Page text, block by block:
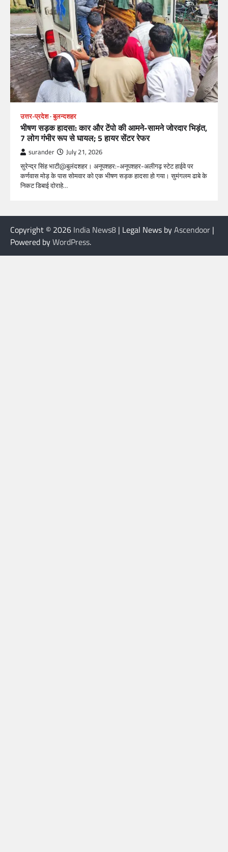
उत्तर-प्रदेश बुलन्दशहर
भीषण सड़क हादसा: कार और टेंपो की आमने-सामने जोरदार भिड़ंत,
7 लोग गंभीर रूप से घायल; 5 हायर सेंटर रेफर​
surander July 21, 2026
सुरेन्द्र सिंह भाटी@बुलंदशहर। अनूपशहर:-अनूपशहर-अलीगढ़ स्टेट हाईवे पर
कर्णवास मोड़ के पास सोमवार को एक भीषण सड़क हादसा हो गया। सुमंगलम ढाबे के
निकट डिबाई दोराहे…
Copyright © 2026 India News8 | Legal News byAscendoor |
Powered byWordPress.